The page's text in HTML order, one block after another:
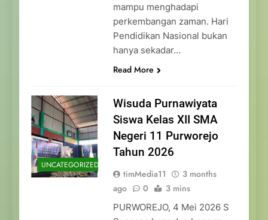
mampu menghadapi
perkembangan zaman. Hari
Pendidikan Nasional bukan
hanya sekadar…
Read More
UNCATEGORIZED
Wisuda Purnawiyata
Siswa Kelas XII SMA
Negeri 11 Purworejo
Tahun 2026
timMedia11
3 months
ago
0 3 mins
PURWOREJO, 4 Mei 2026 S